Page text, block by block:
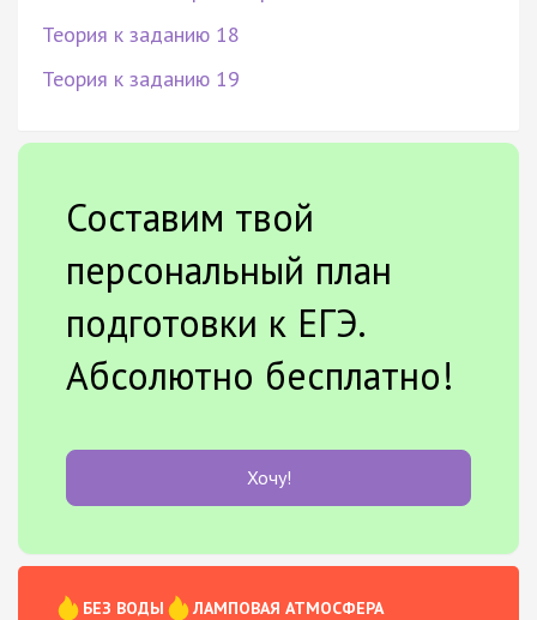
Теория к заданию 18
Теория к заданию 19
Составим твой
персональный план
подготовки к ЕГЭ.
Абсолютно бесплатно!
Хочу!
БЕЗ ВОДЫ
ЛАМПОВАЯ АТМОСФЕРА